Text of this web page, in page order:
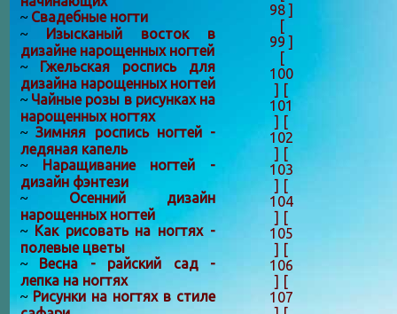
98 ]
[
99 ]
[
100
] [
101
] [
102
] [
103
] [
104
] [
105
] [
106
] [
107
~ Свадебные ногти
~ Изысканый восток в
дизайне нарощенных ногтей
~ Гжельская роспись для
дизайна нарощенных ногтей
~ Чайные розы в рисунках на
нарощенных ногтях
~Зимняя роспись ногтей -
ледяная капель
~ Наращивание ногтей -
дизайн фэнтези
~ Осенний дизайн
нарощенных ногтей
~ Как рисовать на ногтях -
полевые цветы
~ Весна - райский сад -
лепка на ногтях
~Рисунки на ногтях в стиле